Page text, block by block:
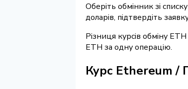
Оберіть обмінник зі
доларів, підтвердіть
Різниця курсів обміну
ETH за одну операцію.
Курс Ethereum /